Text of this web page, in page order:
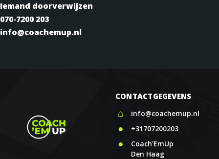
Iemand doorverwijzen
070-7200 203
info@coachemup.nl
CONTACTGEGEVENS
⌂ info@coachemup.nl
● +31707200203
●
Coach'EmUp
Den Haag